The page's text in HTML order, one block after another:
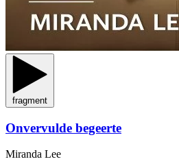
fragment
Onvervulde begeerte
Miranda Lee